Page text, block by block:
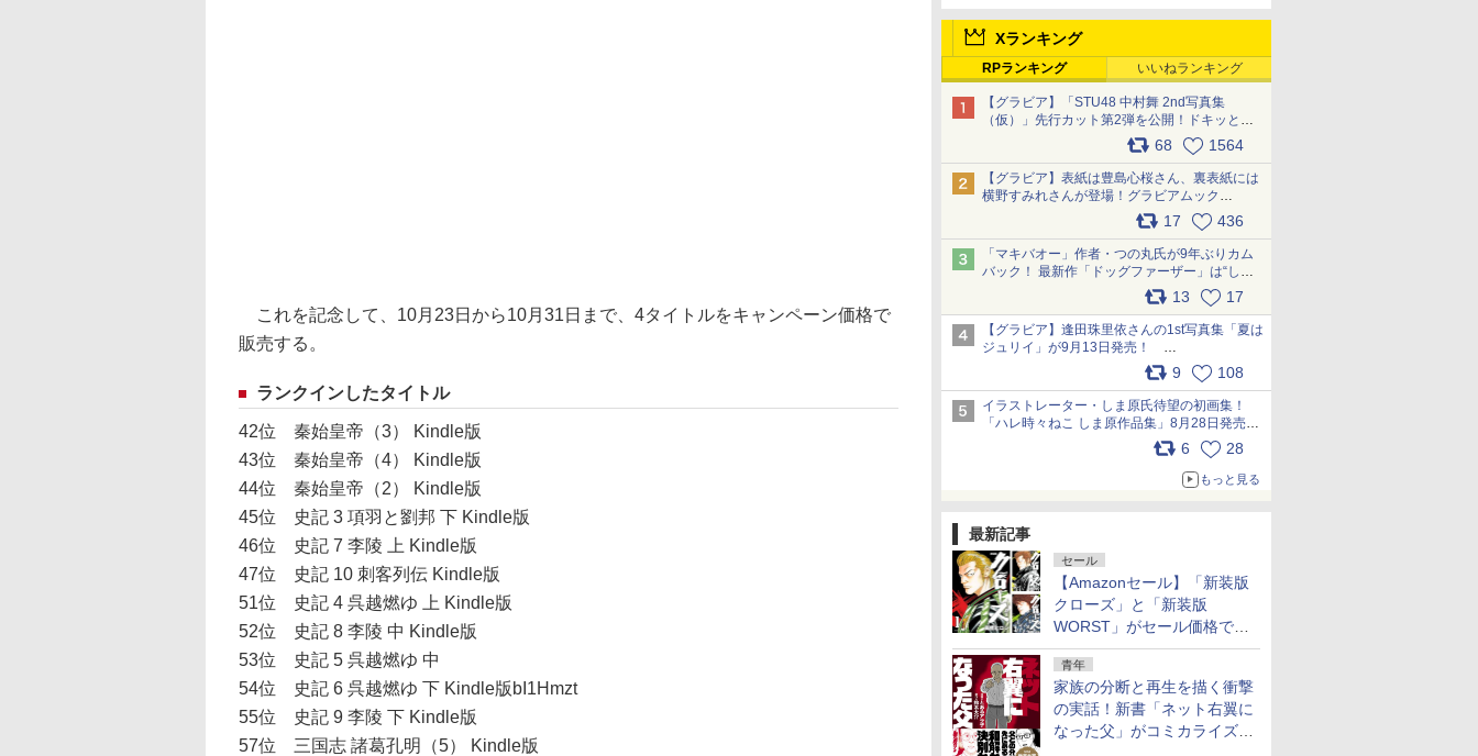
Xランキング
RPランキング いいねランキング
【グラビア】「STU48 中村舞 2nd写真集
（仮）」先行カット第2弾を公開！ドキッとす
るランジェリーカットなど新たな挑戦
68 1564
【グラビア】表紙は豊島心桜さん、裏表紙には
横野すみれさんが登場！グラビアムック
「PARADE」2026夏号が本日発売
17 436
「マキバオー」作者・つの丸氏が9年ぶりカム
バック！ 最新作「ドッグファーザー」は“しゃ
べらない動物”とのリアルな暮らしを描く 「も
うこれ以上の幸せはない」……一緒に暮らす愛
犬たちへ… pic.x.com/hEr88DgVyD
13 17
【グラビア】逢田珠里依さんの1st写真集「夏は
ジュリイ」が9月13日発売！
9 108
イラストレーター・しま原氏待望の初画集！
「ハレ時々ねこ しま原作品集」8月28日発売
6 28
もっと見る
最新記事
セール
【Amazonセール】「新装版
クローズ」と「新装版
WORST」がセール価格で販
売中！
青年
家族の分断と再生を描く衝撃
の実話！新書「ネット右翼に
なった父」がコミカライズ。
これを記念して、10月23日から10月31日まで、4タイトルをキャンペーン価格で
販売する。
ランクインしたタイトル
42位 秦始皇帝（3） Kindle版
43位 秦始皇帝（4） Kindle版
44位 秦始皇帝（2） Kindle版
45位 史記 3 項羽と劉邦 下 Kindle版
46位 史記 7 李陵 上 Kindle版
47位 史記 10 刺客列伝 Kindle版
51位 史記 4 呉越燃ゆ 上 Kindle版
52位 史記 8 李陵 中 Kindle版
53位 史記 5 呉越燃ゆ 中
54位 史記 6 呉越燃ゆ 下 Kindle版bI1Hmzt
55位 史記 9 李陵 下 Kindle版
57位 三国志 諸葛孔明（5） Kindle版